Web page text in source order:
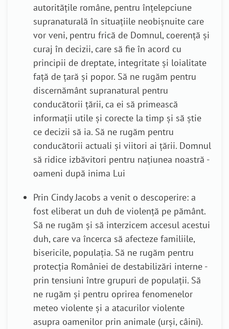
autoritățile române, pentru înțelepciune
supranaturală în situațiile neobișnuite care
vor veni, pentru frică de Domnul, coerență și
curaj în decizii, care să fie în acord cu
principii de dreptate, integritate și loialitate
față de țară și popor. Să ne rugăm pentru
discernământ supranatural pentru
conducătorii țării, ca ei să primească
informații utile și corecte la timp și să știe
ce decizii să ia. Să ne rugăm pentru
conducătorii actuali și viitori ai țării. Domnul
să ridice izbăvitori pentru națiunea noastră -
oameni după inima Lui
Prin Cindy Jacobs a venit o descoperire: a
fost eliberat un duh de violență pe pământ.
Să ne rugăm și să interzicem accesul acestui
duh, care va încerca să afecteze familiile,
bisericile, populația. Să ne rugăm pentru
protecția României de destabilizări interne -
prin tensiuni între grupuri de populații. Să
ne rugăm și pentru oprirea fenomenelor
meteo violente și a atacurilor violente
asupra oamenilor prin animale (urși, câini).